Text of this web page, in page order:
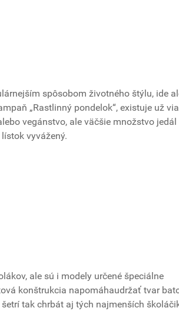
spôsobom životného štýlu, ide
„Rastlinný pondelok“, existuje už
vegánstvo, ale väčšie množstvo jedál
vyvážený.
ale sú i modely určené špeciálne
konštrukcia napomáhaudržať tvar
tak chrbát aj tých najmenších